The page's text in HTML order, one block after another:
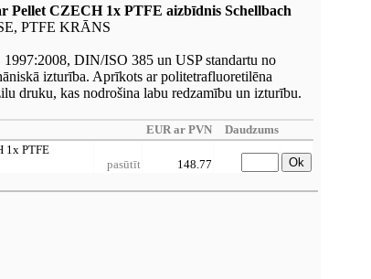
CZECH 1x PTFE aizbīdnis Schellbach
PTFE KRĀNS
1997:2008, DIN/ISO 385 un USP standartu no
izturība. Aprīkots ar politetrafluoretilēna
druku, kas nodrošina labu redzamību un izturību.
EUR ar PVN Daudzums
1x PTFE
pasūtīt 148.77 Ok